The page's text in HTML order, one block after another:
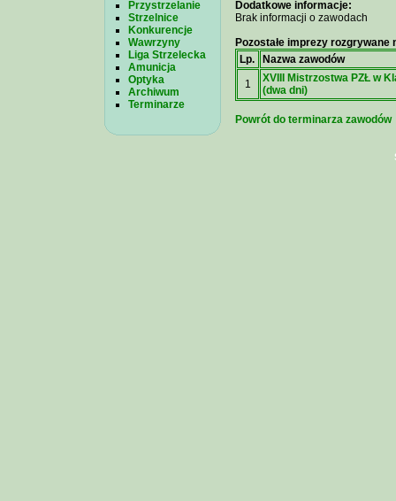
Przystrzelanie
Strzelnice
Konkurencje
Wawrzyny
Liga Strzelecka
Amunicja
Optyka
Archiwum
Terminarze
Dodatkowe informacje:
Brak informacji o zawodach
Pozostałe imprezy rozgrywane
Lp.
Nazwa zawodów
1
XVIII Mistrzostwa PZŁ w
(dwa dni)
Powrót do terminarza zawodów